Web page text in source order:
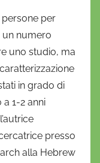
persone per
numero
uno studio, ma
in grado di
1-2 anni
presso
alla Hebrew